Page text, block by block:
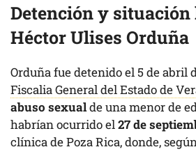
Detención y situación
Héctor Ulises Orduña
Orduña fue detenido el 5 de abril
Fiscalia General del Estado de
abuso sexualde una menor de
habrían ocurrido el27 de
clínica de Poza Rica, donde,